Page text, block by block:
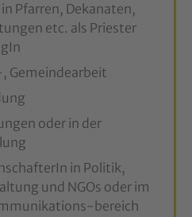
Pfarren, Dekanaten,
etc. als Priester
Gemeindearbeit
oder in der
in Politik,
und NGOs oder im
bereich